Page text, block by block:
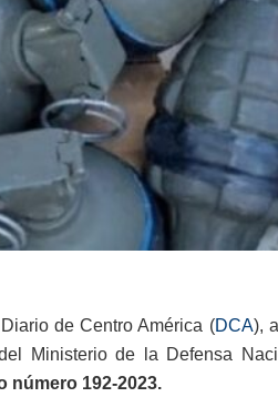
de Centro América (DCA),
Ministerio de la Defensa
número 192-2023.